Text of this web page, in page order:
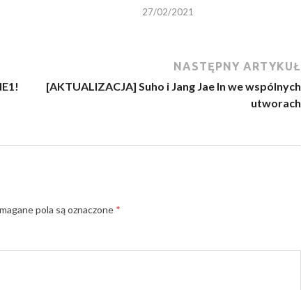
27/02/2021
NASTĘPNY ARTYKUŁ
[AKTUALIZACJA] Suho i Jang Jae In we wspólnych
utworach
pola są oznaczone *